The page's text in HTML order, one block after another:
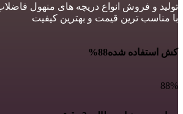
تولید و فروش انواع دریچه های منهول
با مناسب ترین قیمت و بهترین کیفیت
کش استفاده شده88%
88%